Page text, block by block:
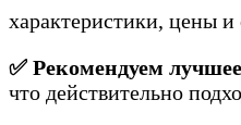
характеристики, цены и
✅ Рекомендуем лучшее
что действительно